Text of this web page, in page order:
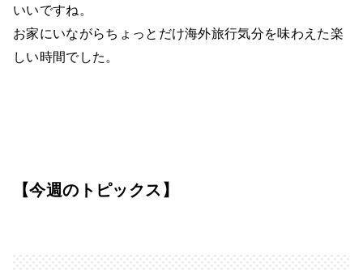
いいですね。
お家にいながらちょっとだけ海外旅行気分を味わえた楽
しい時間でした。
【今週のトピックス】